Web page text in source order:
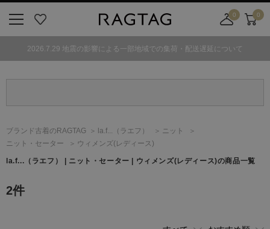
気
0
舗
カ
0
2026.7.29 地震の影響による一部地域での集荷・配送遅延について
ブランド古着のRAGTAG la.f... （ラエフ）
ニット
ニット・セーター
ウィメンズ(レディース)
la.f... （ラエフ） | ニット・セーター | ウィメンズ(レディース)の商品一覧
2件